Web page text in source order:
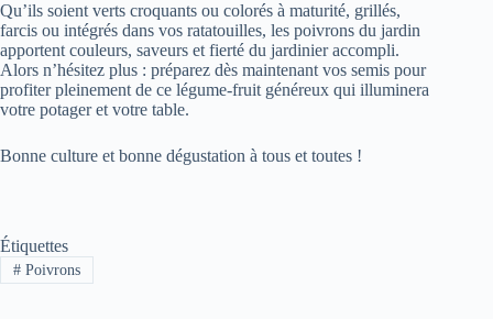
Qu’ils soient verts croquants ou colorés à maturité, grillés,
farcis ou intégrés dans vos ratatouilles, les poivrons du jardin
apportent couleurs, saveurs et fierté du jardinier accompli.
Alors n’hésitez plus : préparez dès maintenant vos semis pour
profiter pleinement de ce légume-fruit généreux qui illuminera
votre potager et votre table.
Bonne culture et bonne dégustation à tous et toutes !
Étiquettes
#Poivrons